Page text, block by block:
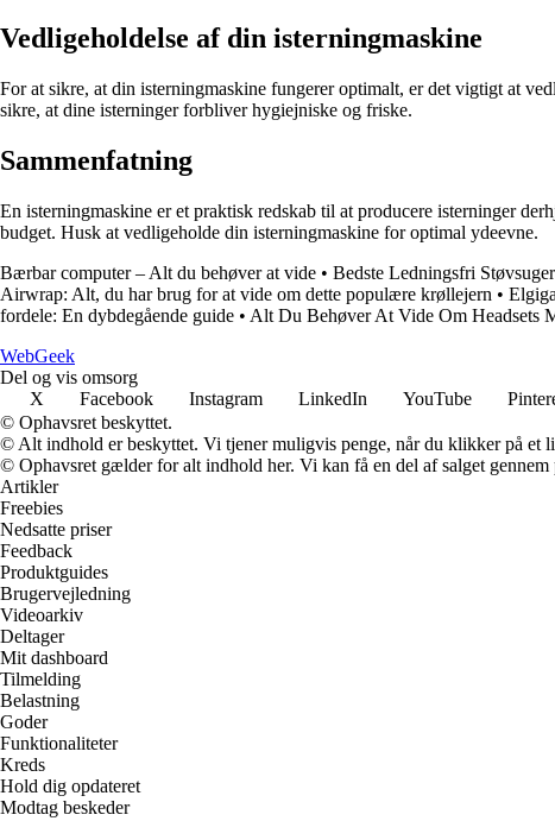
Vedligeholdelse af din isterningmaskine
For at sikre, at din isterningmaskine fungerer optimalt, er det vigtigt at
sikre, at dine isterninger forbliver hygiejniske og friske.
Sammenfatning
En isterningmaskine er et praktisk redskab til at producere isterninger
budget. Husk at vedligeholde din isterningmaskine for optimal ydeevne.
Bærbar computer – Alt du behøver at vide • Bedste Ledningsfri
Airwrap: Alt, du har brug for at vide om dette populære krøllejern •
fordele: En dybdegående guide • Alt Du Behøver At Vide Om Headsets
WebGeek
Del og vis omsorg
X
Facebook Instagram LinkedIn YouTube
© Ophavsret beskyttet.
© Alt indhold er beskyttet. Vi tjener muligvis penge, når du klikker på et
© Ophavsret gælder for alt indhold her. Vi kan få en del af salget
Artikler
Freebies
Nedsatte priser
Feedback
Produktguides
Brugervejledning
Videoarkiv
Deltager
Mit dashboard
Tilmelding
Belastning
Goder
Funktionaliteter
Kreds
Hold dig opdateret
Modtag beskeder